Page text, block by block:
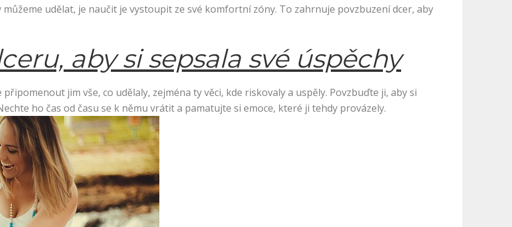
udělat, je naučit je vystoupit ze své komfortní zóny. To zahrnuje povzbuzení dcer, aby
aby si sepsala své úspěchy
jim vše, co udělaly, zejména ty věci, kde riskovaly a uspěly. Povzbuďte ji, aby si
ho čas od času se k němu vrátit a pamatujte si emoce, které ji tehdy provázely.